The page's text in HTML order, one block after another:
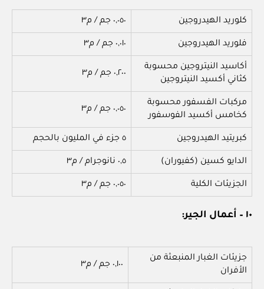
كلوريد الهيدروجين ٠,٠٥٠ جم / م٣
فلوريد الهيدروجين ٠,٠١٠ جم / م٣
أكاسيد النيتروجين محسوبة
كثاني أكسيد النيتروجين
٠,٢٠٠ جم / م٣
مركبات الفسفور محسوبة
كخامس أكسيد الفوسفور
٠,٠٥٠ جم / م٣
كبريتيد الهيدروجين ٥ جزء في المليون بالحجم
الدايو كسين (كفيوران) ٠,٥ نانوجرام / م٣
الجزيئات الكلية ٠,٠٥٠ جم / م٣
١٠ – أعمال الجير:
جزيئات الغبار المنبعثة من
الأفران
٠,١٠٠ جم / م٣